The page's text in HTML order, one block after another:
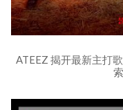
ATEEZ 揭开最新主打